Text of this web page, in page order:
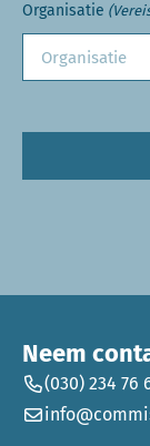
Organisatie
Neem
(030) 234 76